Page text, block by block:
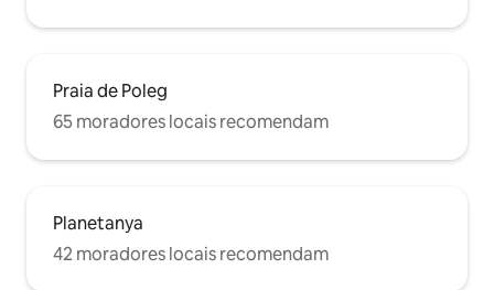
Praia de Poleg
65 moradores locais recomendam
Planetanya
42 moradores locais recomendam